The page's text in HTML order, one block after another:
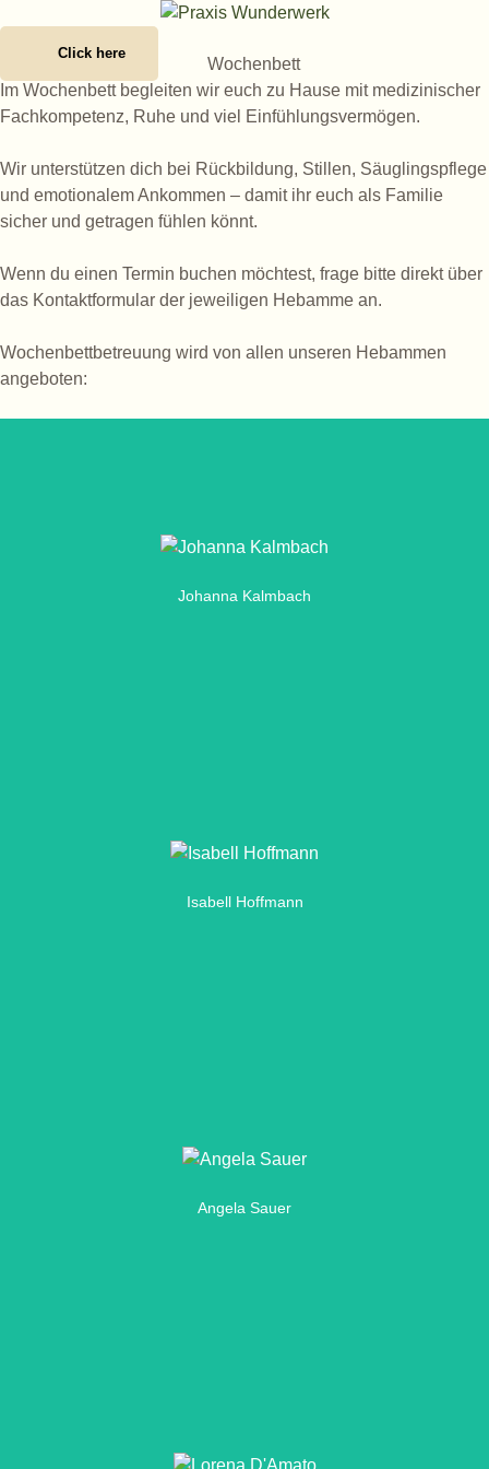
Click here
Im Wochenbett begleiten wir euch zu Hause mit medizinischer
Fachkompetenz, Ruhe und viel Einfühlungsvermögen.
Wir unterstützen dich bei Rückbildung, Stillen, Säuglingspflege
und emotionalem Ankommen – damit ihr euch als Familie
sicher und getragen fühlen könnt.
Wenn du einen Termin buchen möchtest, frage bitte direkt über
das Kontaktformular der jeweiligen Hebamme an.
Wochenbettbetreuung wird von allen unseren Hebammen
angeboten:
Johanna Kalmbach
Johanna anfragen
Hier klicken
Isabell Hoffmann
Isabell anfragen
Hier klicken
Angela Sauer
Angela anfragen
Hier klicken